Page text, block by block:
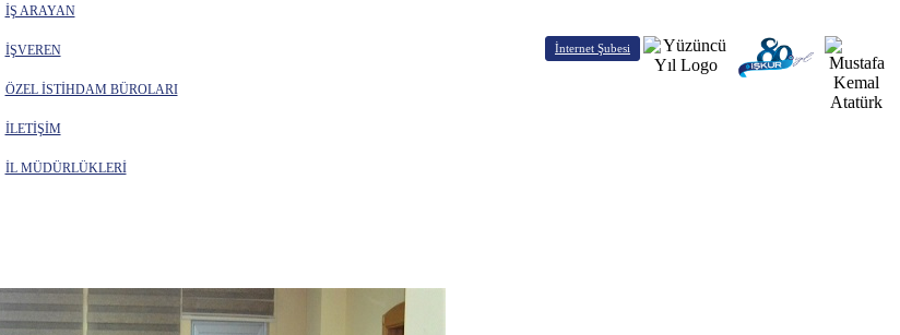
İŞ ARAYAN
İŞVEREN
ÖZEL İSTİHDAM BÜROLARI
İLETİŞİM
İL MÜDÜRLÜKLERİ
İnternet Şubesi